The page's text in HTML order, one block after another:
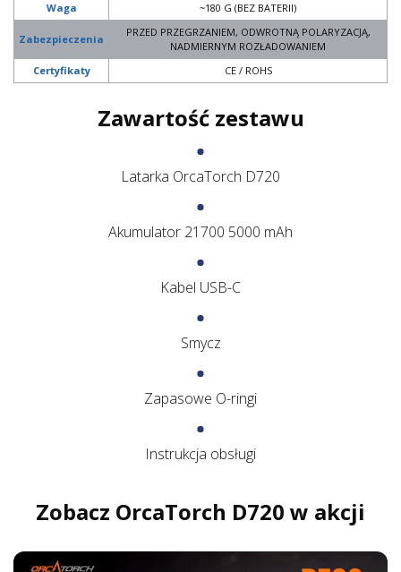
Waga
~180 G (BEZ BATERII)
Zabezpieczenia
PRZED PRZEGRZANIEM, ODWROTNĄ POLARYZACJĄ,
NADMIERNYM ROZŁADOWANIEM
Certyfikaty
CE / ROHS
Zawartość zestawu
Latarka OrcaTorch D720
Akumulator 21700 5000 mAh
Kabel USB-C
Smycz
Zapasowe O-ringi
Instrukcja obsługi
Zobacz OrcaTorch D720 w akcji